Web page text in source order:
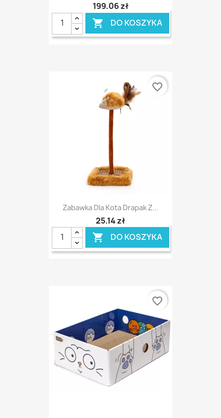
199,06 zł
 DO KOSZYKA
Zabawka Dla Kota Drapak Z...
25,14 zł
 DO KOSZYKA
favorite_border
favorite_border